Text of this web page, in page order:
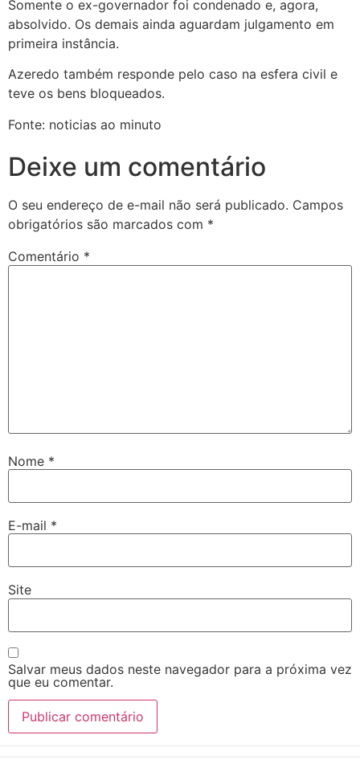
Somente o ex-governador foi condenado e, agora,
absolvido. Os demais ainda aguardam julgamento em
primeira instância.
Azeredo também responde pelo caso na esfera civil e
teve os bens bloqueados.
Fonte: noticias ao minuto
Deixe um comentário
O seu endereço de e-mail não será publicado. Campos
obrigatórios são marcados com *
Comentário *
Nome *
E-mail *
Site
Salvar meus dados neste navegador para a próxima vez
que eu comentar.